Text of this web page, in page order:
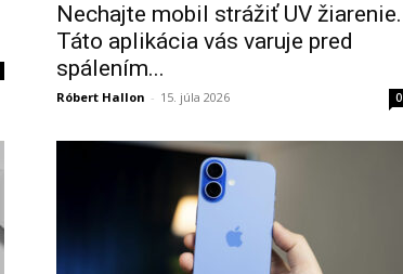
Nechajte mobil strážiť UV žiarenie.
Táto aplikácia vás varuje pred
spálením...
Róbert Hallon - 15. júla 2026 0